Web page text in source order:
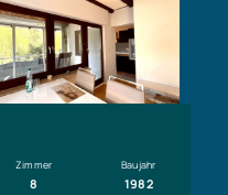
Zimmer
8
Baujahr
1982